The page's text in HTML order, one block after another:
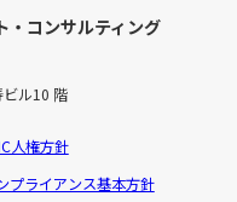
・コンサルティング
ル10 階
人権方針
プライアンス基本方針